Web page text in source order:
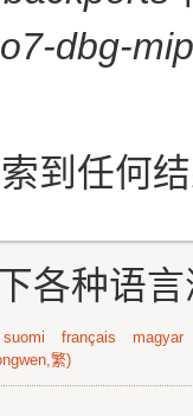
dbg-
到任何
各种语
suomi français
magyar
繁)